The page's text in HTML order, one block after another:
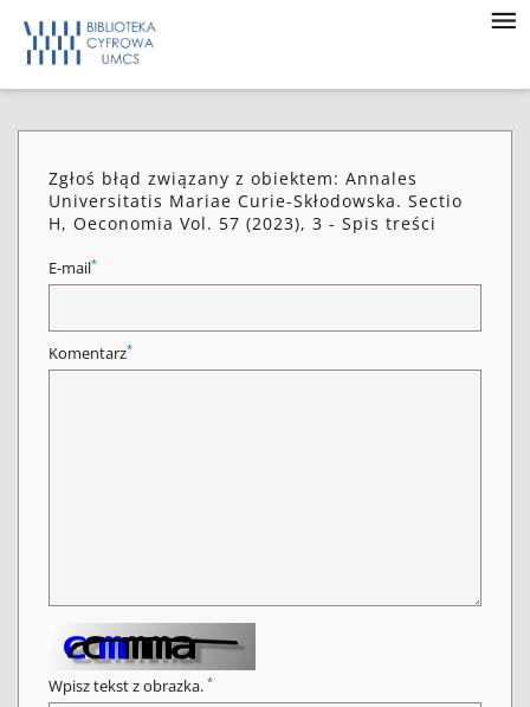
Zgłoś błąd związany z obiektem: Annales
Universitatis Mariae Curie-Skłodowska. Sectio
H, Oeconomia Vol. 57 (2023), 3 - Spis treści
E-mail*
Komentarz*
Wpisz tekst z obrazka. *